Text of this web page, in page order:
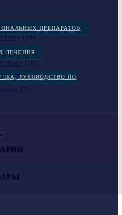
ПРЕПАРАТОВ
ЛЕЧЕНИЯ
РУКОВОДСТВО ПО
Ген»(19)
(10)
(266)
(2)